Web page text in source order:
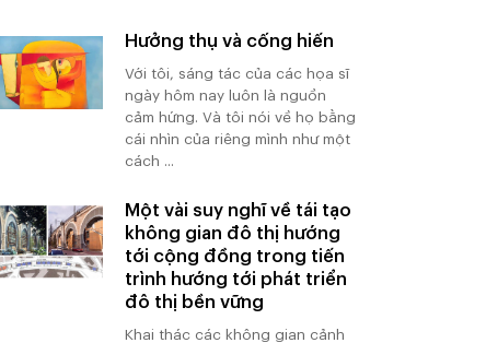
Hưởng thụ và cống hiến
Với tôi, sáng tác của các họa sĩ
ngày hôm nay luôn là nguồn
cảm hứng. Và tôi nói về họ bằng
cái nhìn của riêng mình như một
cách ...
Một vài suy nghĩ về tái tạo
không gian đô thị hướng
tới cộng đồng trong tiến
trình hướng tới phát triển
đô thị bền vững
Khai thác các không gian cảnh